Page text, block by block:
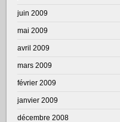
juin 2009
mai 2009
avril 2009
mars 2009
février 2009
janvier 2009
décembre 2008